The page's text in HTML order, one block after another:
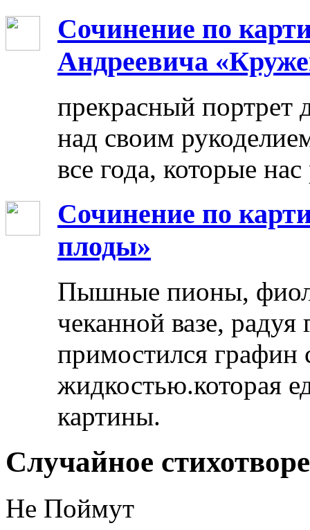
Сочинение по
Андреевича
прекрасный портрет
над своим
все года, которые
Сочинение по
плоды»
Пышные пионы,
чеканной вазе,
примостился графин
жидкостью.которая
картины.
Случайное
Не Поймут